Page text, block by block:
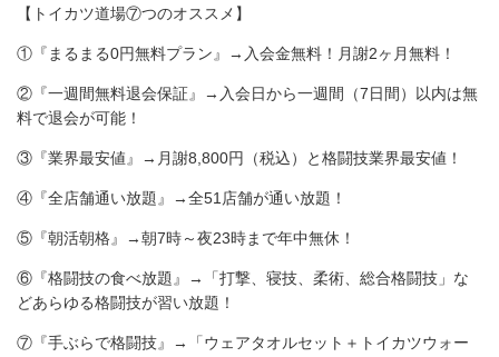
【トイカツ道場⑦つのオススメ】
①『まるまる0円無料プラン』→入会金無料！月謝2ヶ月無料！
②『一週間無料退会保証』→入会日から一週間（7日間）以内は無
料で退会が可能！
③『業界最安値』→月謝8,800円（税込）と格闘技業界最安値！
④『全店舗通い放題』→全51店舗が通い放題！
⑤『朝活朝格』→朝7時～夜23時まで年中無休！
⑥『格闘技の食べ放題』→「打撃、寝技、柔術、総合格闘技」な
どあらゆる格闘技が習い放題！
⑦『手ぶらで格闘技』→「ウェアタオルセット＋トイカツウォー